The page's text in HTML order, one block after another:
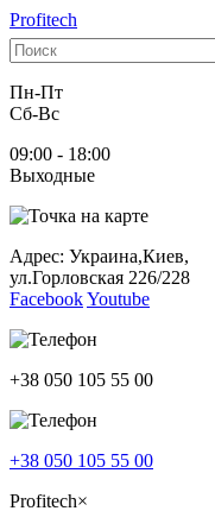
Profitech
Пн-Пт
Cб-Вс
09:00 - 18:00
Выходные
Адрес: Украина,Киев,
ул.Горловская 226/228
FacebookYoutube
+38 050 105 55 00
+38 050 105 55 00
Profitech×